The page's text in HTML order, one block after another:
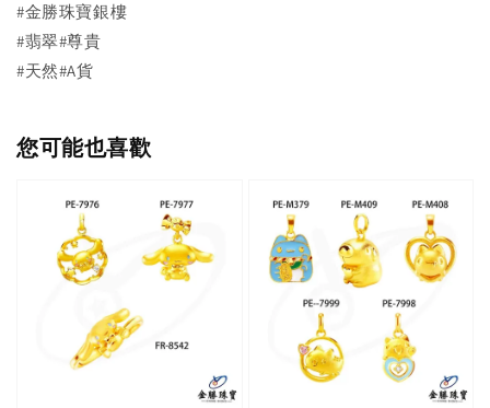
#金勝珠寶銀樓
#翡翠#尊貴
#天然#A貨
您可能也喜歡